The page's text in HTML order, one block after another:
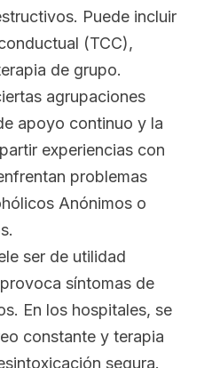
Puede incluir
(TCC),
de grupo.
agrupaciones
apoyo continuo y la
experiencias con
problemas
Anónimos o
ser de utilidad
síntomas de
En los hospitales, se
constante y terapia
segura.